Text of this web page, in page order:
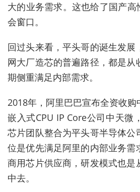
大的业务需求。这也给了国产
会窗口。
回过头来看，平头哥的诞生发展
网大厂造芯的普遍路径，都是从
期侧重满足内部需求。
2018年，阿里巴巴宣布全资收
嵌入式CPU IP Core公司中天微
芯片团队整合为平头哥半导体公
位是优先满足阿里的内部业务需
商用芯片供应商，研发模式也是
中去。